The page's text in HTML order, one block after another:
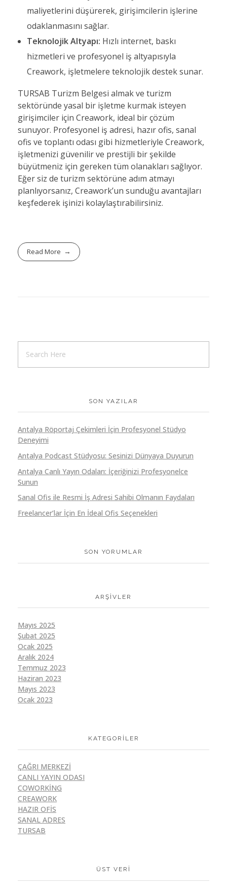
maliyetlerini düşürerek, girişimcilerin işlerine
odaklanmasını sağlar.
Teknolojik Altyapı: Hızlı internet, baskı
hizmetleri ve profesyonel iş altyapısıyla
Creawork, işletmelere teknolojik destek sunar.
TURSAB Turizm Belgesi almak ve turizm
sektöründe yasal bir işletme kurmak isteyen
girişimciler için Creawork, ideal bir çözüm
sunuyor. Profesyonel iş adresi, hazır ofis, sanal
ofis ve toplantı odası gibi hizmetleriyle Creawork,
işletmenizi güvenilir ve prestijli bir şekilde
büyütmeniz için gereken tüm olanakları sağlıyor.
Eğer siz de turizm sektörüne adım atmayı
planlıyorsanız, Creawork’un sunduğu avantajları
keşfederek işinizi kolaylaştırabilirsiniz.
Read More
SON YAZILAR
Antalya Röportaj Çekimleri İçin Profesyonel Stüdyo
Deneyimi
Antalya Podcast Stüdyosu: Sesinizi Dünyaya Duyurun
Antalya Canlı Yayın Odaları: İçeriğinizi Profesyonelce
Sunun
Sanal Ofis ile Resmi İş Adresi Sahibi Olmanın Faydaları
Freelancer’lar İçin En İdeal Ofis Seçenekleri
SON YORUMLAR
ARŞIVLER
Mayıs 2025
Şubat 2025
Ocak 2025
Aralık 2024
Temmuz 2023
Haziran 2023
Mayıs 2023
Ocak 2023
KATEGORILER
ÇAĞRI MERKEZI
CANLI YAYIN ODASI
COWORKING
CREAWORK
HAZIR OFIS
SANAL ADRES
TURSAB
ÜST VERI